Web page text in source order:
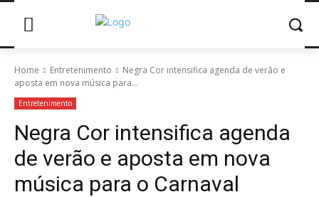
Home Entretenimento
Negra Cor intensifica agenda de verão e
aposta em nova música para...
Entretenimento
Negra Cor intensifica agenda
de verão e aposta em nova
música para o Carnaval